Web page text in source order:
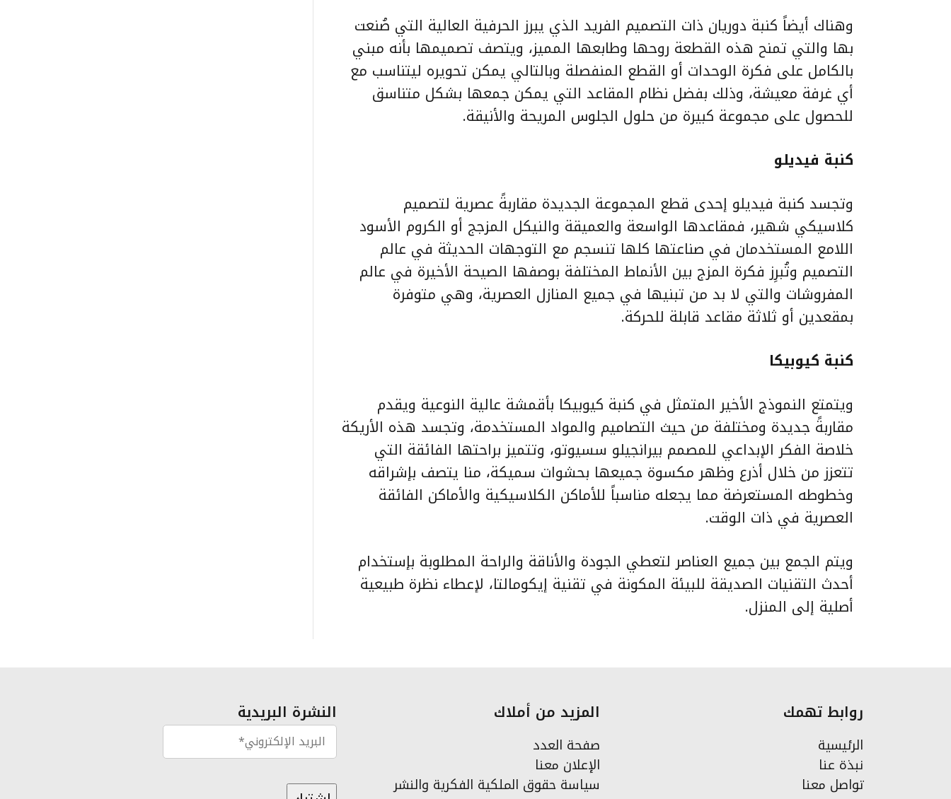
وهناك أيضاً كنبة دوريان ذات التصميم الفريد الذي يبرز الحرفية العالية التي صُنعت
بها والتي تمنح هذه القطعة روحها وطابعها المميز، ويتصف تصميمها بأنه مبني
بالكامل على فكرة الوحدات أو القطع المنفصلة وبالتالي يمكن تحويره ليتناسب مع
أي غرفة معيشة، وذلك بفضل نظام المقاعد التي يمكن جمعها بشكل متناسق
للحصول على مجموعة كبيرة من حلول الجلوس المريحة والأنيقة.
كنبة فيديلو
وتجسد كنبة فيديلو إحدى قطع المجموعة الجديدة مقاربةً عصرية لتصميم
كلاسيكي شهير، فمقاعدها الواسعة والعميقة والنيكل المزجج أو الكروم الأسود
اللامع المستخدمان في صناعتها كلها تنسجم مع التوجهات الحديثة في عالم
التصميم وتُبرِز فكرة المزج بين الأنماط المختلفة بوصفها الصيحة الأخيرة في عالم
المفروشات والتي لا بد من تبنيها في جميع المنازل العصرية، وهي متوفرة
بمقعدين أو ثلاثة مقاعد قابلة للحركة.
كنبة كيوبيكا
ويتمتع النموذج الأخير المتمثل في كنبة كيوبيكا بأقمشة عالية النوعية ويقدم
مقاربةً جديدة ومختلفة من حيث التصاميم والمواد المستخدمة، وتجسد هذه الأريكة
خلاصة الفكر الإبداعي للمصمم بيرانجيلو سسيوتو، وتتميز براحتها الفائقة التي
تتعزز من خلال أذرع وظهر مكسوة جميعها بحشوات سميكة، منا يتصف بإشراقه
وخطوطه المستعرضة مما يجعله مناسباً للأماكن الكلاسيكية والأماكن الفائقة
العصرية في ذات الوقت.
ويتم الجمع بين جميع العناصر لتعطي الجودة والأناقة والراحة المطلوبة بإستخدام
أحدث التقنيات الصديقة للبيئة المكونة في تقنية إيكومالتا، لإعطاء نظرة طبيعية
أصلية إلى المنزل.
روابط تهمك
الرئيسية
نبذة عنا
تواصل معنا
المزيد من أملاك
صفحة العدد
الإعلان معنا
سياسة حقوق الملكية الفكرية والنشر
النشرة البريدية